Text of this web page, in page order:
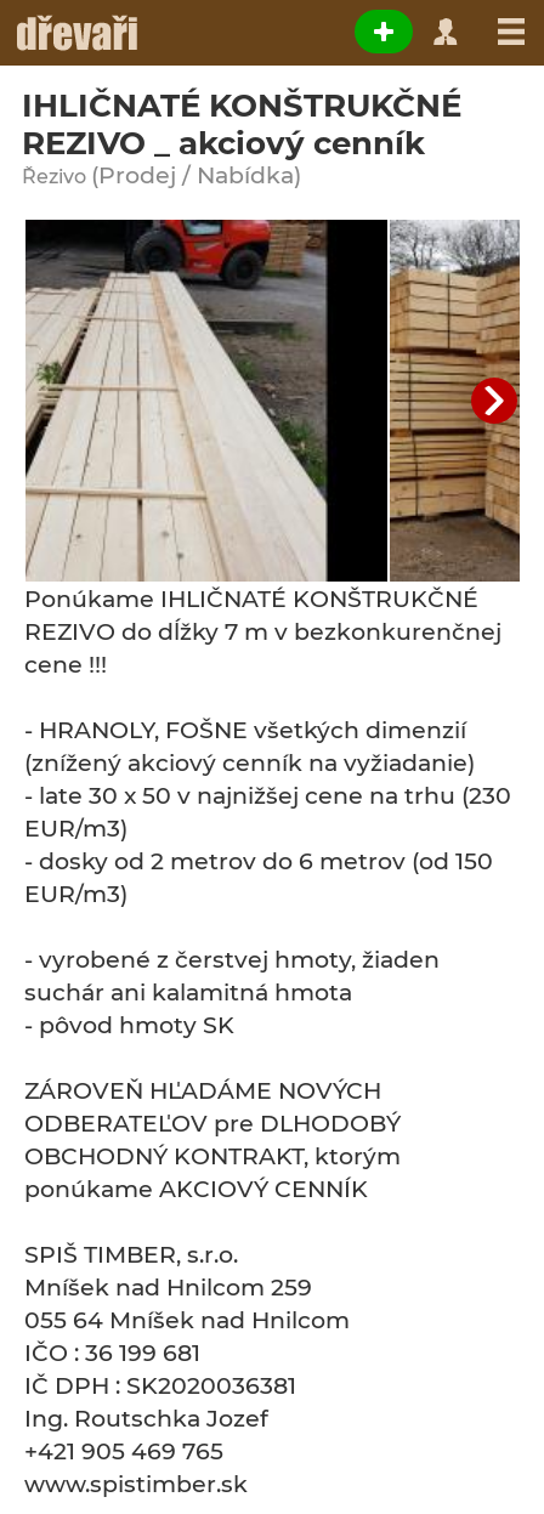
IHLIČNATÉ KONŠTRUKČNÉ
REZIVO _ akciový cenník
Řezivo (Prodej / Nabídka)
Ponúkame IHLIČNATÉ KONŠTRUKČNÉ
REZIVO do dĺžky 7 m v bezkonkurenčnej
cene !!!
- HRANOLY, FOŠNE všetkých dimenzií
(znížený akciový cenník na vyžiadanie)
- late 30 x 50 v najnižšej cene na trhu (230
EUR/m3)
- dosky od 2 metrov do 6 metrov (od 150
EUR/m3)
- vyrobené z čerstvej hmoty, žiaden
suchár ani kalamitná hmota
- pôvod hmoty SK
ZÁROVEŇ HĽADÁME NOVÝCH
ODBERATEĽOV pre DLHODOBÝ
OBCHODNÝ KONTRAKT, ktorým
ponúkame AKCIOVÝ CENNÍK
SPIŠ TIMBER, s.r.o.
Mníšek nad Hnilcom 259
055 64 Mníšek nad Hnilcom
IČO : 36 199 681
IČ DPH : SK2020036381
Ing. Routschka Jozef
+421 905 469 765
www.spistimber.sk